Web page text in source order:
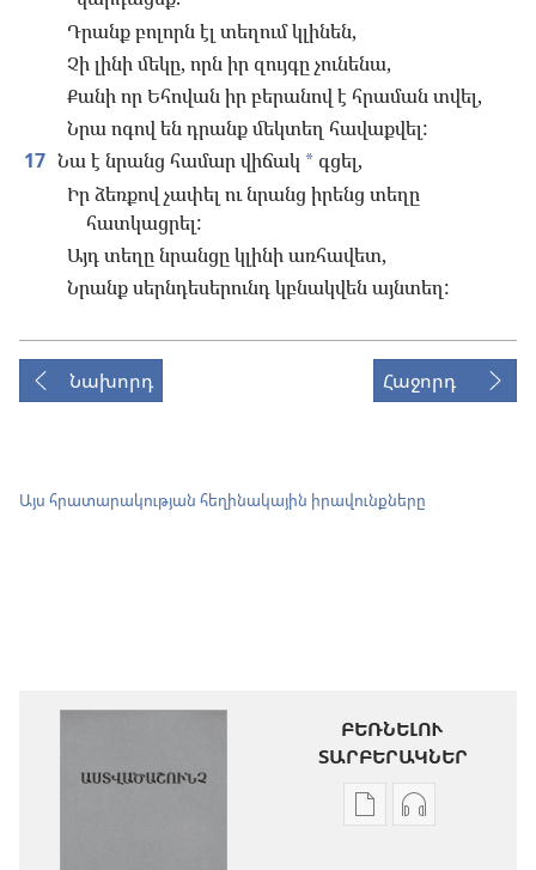
Դրանք բոլորն էլ տեղում կլինեն,
Չի լինի մեկը, որն իր զույգը չունենա,
Քանի որ Եհովան իր բերանով է հրաման տվել,
Նրա ոգով են դրանք մեկտեղ հավաքվել:
17 Նա է նրանց համար վիճակ * գցել,
Իր ձեռքով չափել ու նրանց իրենց տեղը
հատկացրել:
Այդ տեղը նրանցը կլինի առհավետ,
Նրանք սերնդեսերունդ կբնակվեն այնտեղ:
Նախորդ Հաջորդ
Այս հրատարակության հեղինակային իրավունքները
ԲԵՌՆԵԼՈՒ
ՏԱՐԲԵՐԱԿՆԵՐ
Թվային